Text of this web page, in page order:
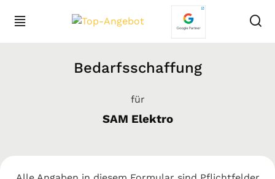
Bedarfsschaffung
für
SAM Elektro